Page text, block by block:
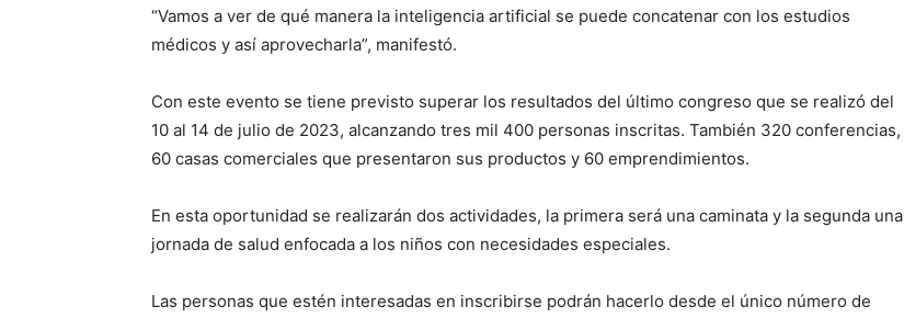
“Vamos a ver de qué manera la inteligencia artificial se puede concatenar con los estudios
médicos y así aprovecharla”, manifestó.
Con este evento se tiene previsto superar los resultados del último congreso que se realizó del
10 al 14 de julio de 2023, alcanzando tres mil 400 personas inscritas. También 320 conferencias,
60 casas comerciales que presentaron sus productos y 60 emprendimientos.
En esta oportunidad se realizarán dos actividades, la primera será una caminata y la segunda una
jornada de salud enfocada a los niños con necesidades especiales.
Las personas que estén interesadas en inscribirse podrán hacerlo desde el único número de